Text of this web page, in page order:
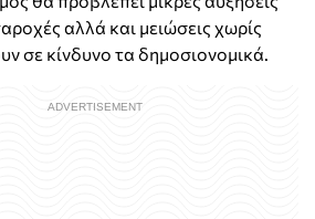
αλλά και μειώσεις χωρίς
σε κίνδυνο τα δημοσιονομικά.